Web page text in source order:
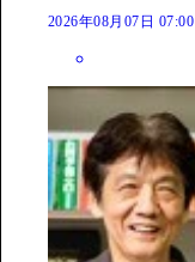
2026年08月07日 07:00